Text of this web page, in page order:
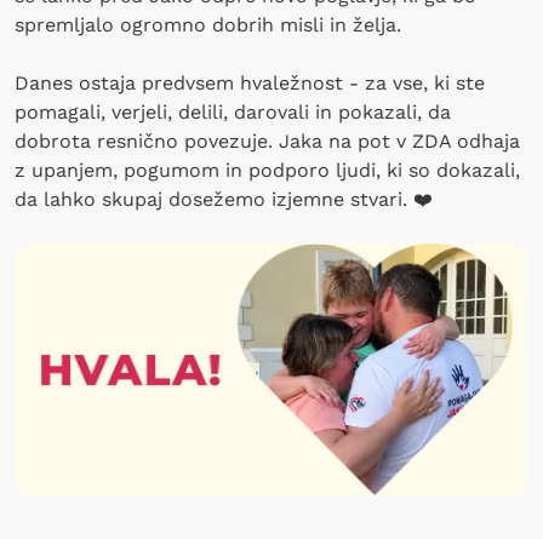
spremljalo ogromno dobrih misli in želja.
Danes ostaja predvsem hvaležnost - za vse, ki ste
pomagali, verjeli, delili, darovali in pokazali, da
dobrota resnično povezuje. Jaka na pot v ZDA odhaja
z upanjem, pogumom in podporo ljudi, ki so dokazali,
da lahko skupaj dosežemo izjemne stvari. ❤️